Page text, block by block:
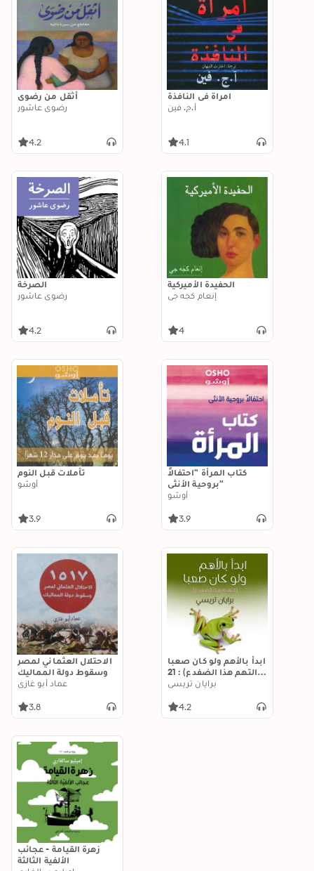
أثقل من رضوى
رضوى عاشور
4.2
امراة في النافذة
أ.ج. فين
4.1
الصرخة
رضوى عاشور
4.2
الحفيدة الأميركية
إنعام كجه جي
4
تأملات قبل النوم
أوشو
3.9
كتاب المرأة "احتفالاً
بروحية الأنثى"
أوشو
3.9
الاحتلال العثماني لمصر
وسقوط دولة المماليك
عماد أبو غازي
3.8
ابدأ بالأهم ولو كان صعبا
(التهم هذا الضفدع) : 21
طريقة ناجحة للقضاء
العمل بأقصر وقت
برايان تريسي
4.2
زهرة القيامة - عجائب
الألفية الثالثة